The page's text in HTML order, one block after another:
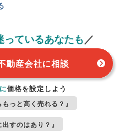
っているあなたも／
動産会社に相談
価格を設定しよう
もっと高く売れる？』
出すのはあり？』